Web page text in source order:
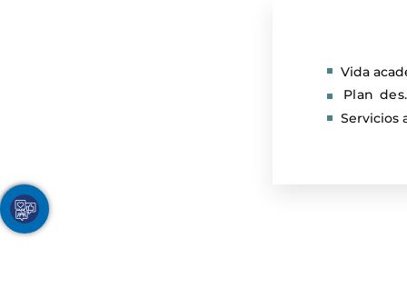
Vida
Plan
Servicios
Youtube
Facebook
Twitter
TikTok
Instagram